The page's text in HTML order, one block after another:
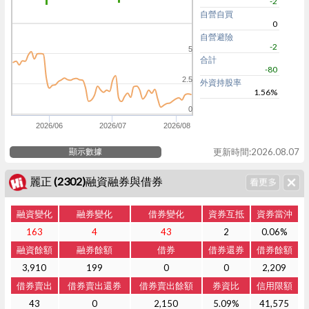
2026/06 2026/07 2026/08
0
2.5
5
自營自買
0
自營避險
-2
合計
-80
外資持股率
1.56%
顯示數據 更新時間:2026.08.07
麗正 (2302)融資融券與借券
融資變化 融券變化 借券變化 資券互抵
資券當沖
163
4 43 2
0.06%
融資餘額
融券餘額 借券 借券還券
借券餘額
3,910
199 0 0
2,209
借券賣出
借券賣出還券 借券賣出餘額 券資比
信用限額
43
0 2,150 5.09% 41,575